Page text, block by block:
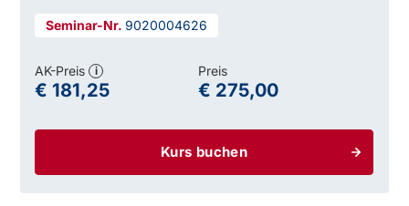
9020004626
Kurs buchen
AK-Preis i
€ 181,25
Preis
€ 275,00